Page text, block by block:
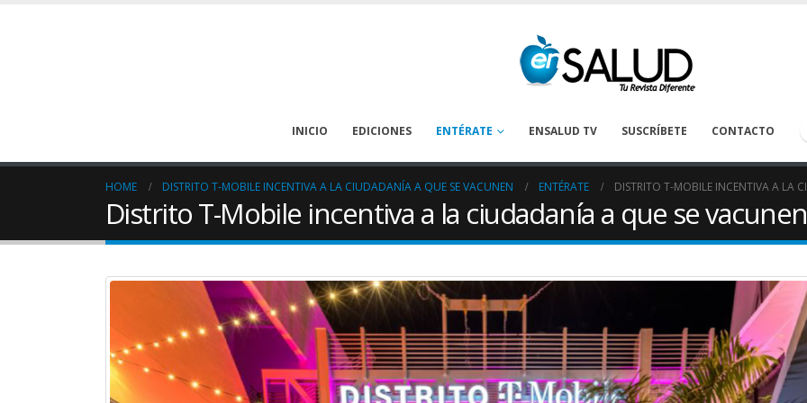
INICIO EDICIONES ENTÉRATE ENSALUD TV SUSCRÍBETE CONTACTO
HOME DISTRITO T-MOBILE INCENTIVA A LA CIUDADANÍA A QUE SE VACUNEN ENTÉRATE DISTRITO T-MOBILE INCENTIVA A LA
Distrito T-Mobile incentiva a la ciudadanía a que se vacunen
La deshidratación puede
prevenirse en los pacientes
oncológicos
August 1, 2026
Tanatología: Más allá del
cáncer
April 30, 2026
Preguntas claves para
La
prevenirse en los
oncológicos
August 1, 2026